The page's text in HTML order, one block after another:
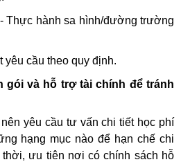
Thực hành sa hình/đường trường
yêu cầu theo quy định.
gói và hỗ trợ tài chính để tránh
yêu cầu tư vấn chi tiết học phí
hạng mục nào để hạn chế chi
ưu tiên nơi có chính sách hỗ